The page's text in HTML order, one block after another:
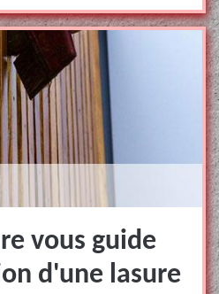
vous guide
d'une lasure